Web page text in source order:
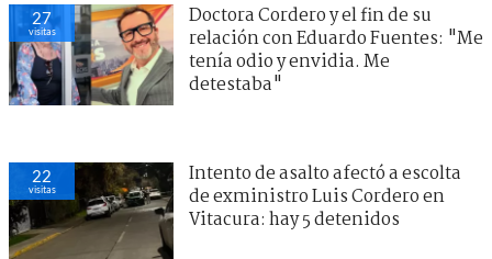
27
visitas
Doctora Cordero y el fin de su
relación con Eduardo Fuentes: "Me
tenía odio y envidia. Me
detestaba"
22
visitas
Intento de asalto afectó a escolta
de exministro Luis Cordero en
Vitacura: hay 5 detenidos